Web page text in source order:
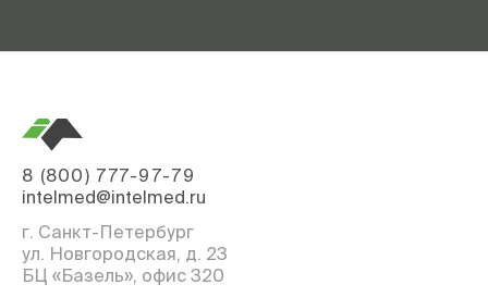
8 (800) 777-97-79
intelmed@intelmed.ru
г. Санкт-Петербург
ул. Новгородская, д. 23
БЦ «Базель», офис 320